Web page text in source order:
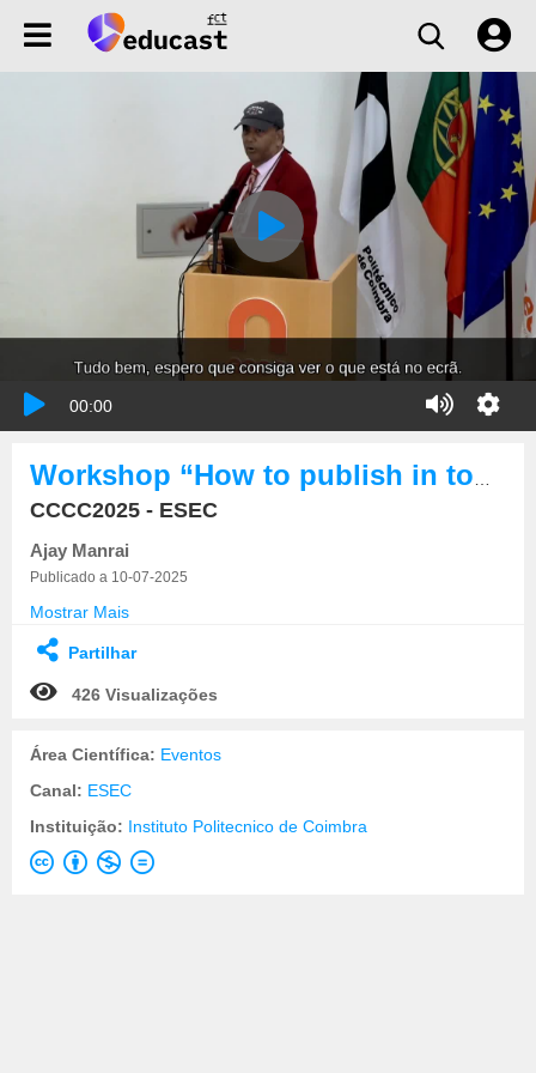
00:00
CCCC2025 - ESEC
Ajay Manrai
Publicado a 10-07-2025
Mostrar Mais
Partilhar
426 Visualizações
Área Científica: Eventos
Canal: ESEC
Instituição: Instituto Politecnico de Coimbra